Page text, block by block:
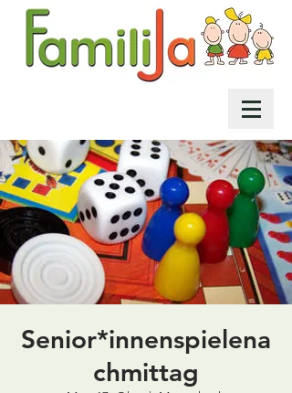
Senior*innenspielena
chmittag